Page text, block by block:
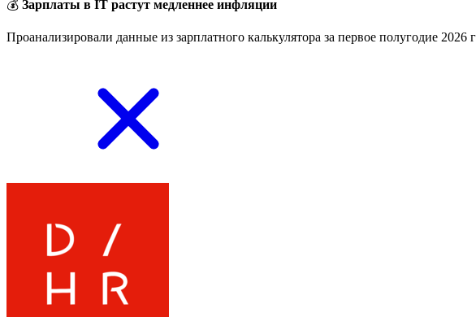
💰 Зарплаты в IT растут медленнее инфляции
Проанализировали данные из зарплатного калькулятора за первое полугодие 2026